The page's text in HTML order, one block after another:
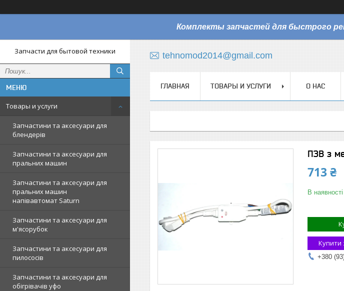
Комплекты запчастей для быстрого
Запчасти для бытовой техники
Товары и услуги
Запчастини та аксесуари для
блендерів
Запчастини та аксесуари для
пральних машин
Запчастини та аксесуари для
пральних машин
напівавтомат Saturn
Запчастини та аксесуари для
м'ясорубок
Запчастини та аксесуари для
пилососів
Запчастини та аксесуари для
обігрівачів уфо
tehnomod2014@gmail.com
ГЛАВНАЯ ТОВАРЫ И УСЛУГИ О НАС
ПЗВ з
713 ₴
В наявності
Купити
+380